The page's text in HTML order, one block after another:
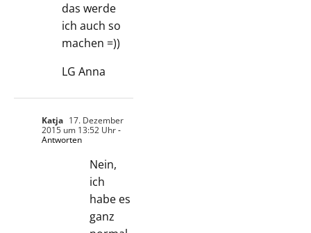
das werde
ich auch so
machen =))
LG Anna
Katja 17. Dezember
2015 um 13:52 Uhr-
Antworten
Nein,
ich
habe es
ganz